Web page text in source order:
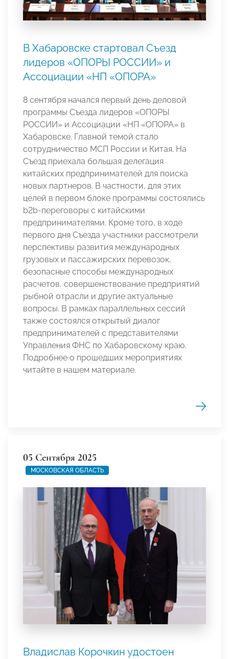
В Хабаровске стартовал Съезд
лидеров «ОПОРЫ РОССИИ» и
Ассоциации «НП «ОПОРА»
8 сентября начался первый день деловой
программы Съезда лидеров «ОПОРЫ
РОССИИ» и Ассоциации «НП «ОПОРА» в
Хабаровске. Главной темой стало
сотрудничество МСП России и Китая. На
Съезд приехала большая делегация
китайских предпринимателей для поиска
новых партнеров. В частности, для этих
целей в первом блоке программы состоялись
b2b-переговоры с китайскими
предпринимателями. Кроме того, в ходе
первого дня Съезда участники рассмотрели
перспективы развития международных
грузовых и пассажирских перевозок,
безопасные способы международных
расчетов, совершенствование предприятий
рыбной отрасли и другие актуальные
вопросы. В рамках параллельных сессий
также состоялся открытый диалог
предпринимателей с представителями
Управления ФНС по Хабаровскому краю.
Подробнее о прошедших мероприятиях
читайте в нашем материале.
05 Сентября 2025
МОСКОВСКАЯ ОБЛАСТЬ
Владислав Корочкин удостоен